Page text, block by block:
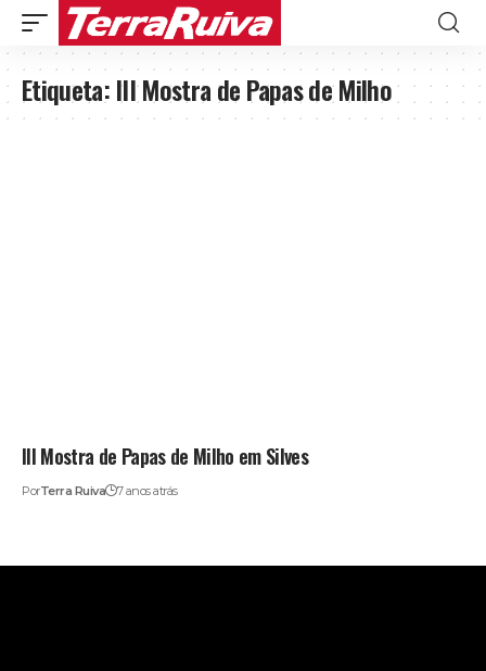
Etiqueta:III Mostra de Papas de Milho
III Mostra de Papas de Milho em Silves
PorTerra Ruiva 7 anos atrás